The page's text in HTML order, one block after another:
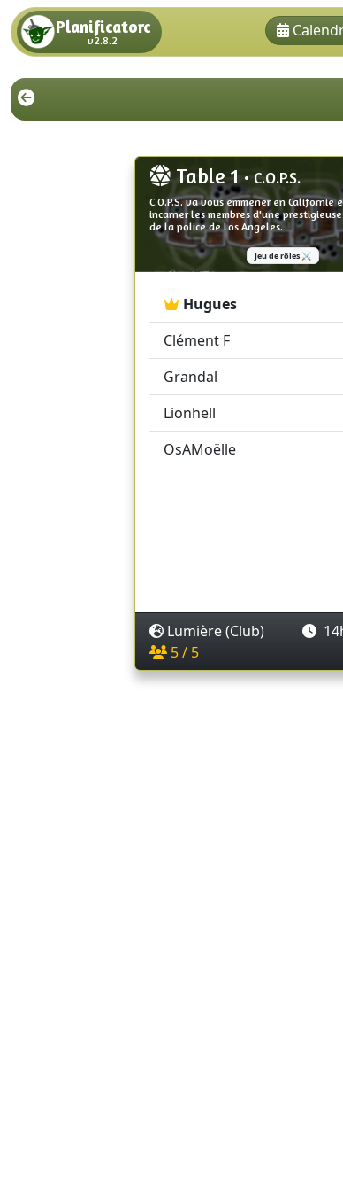
Planificatorc
v2.8.2
Table 1• C.O.P.S.
C.O.P.S. va vous emmener en Californie
incarner les membres d'une
de la police de Los Angeles.
Jeu de rôles ⚔️
Hugues
Clément F
Grandal
Lionhell
OsAMoëlle
Lumière (Club)
5 / 5